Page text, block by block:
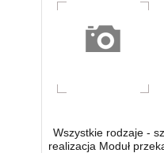
Wszystkie rodzaje -
realizacja Moduł przekaźnika